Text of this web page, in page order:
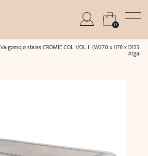
0
Valgomojo stalas CROMIE COL. VOL. II (W270 x H78 x D125
Atgal